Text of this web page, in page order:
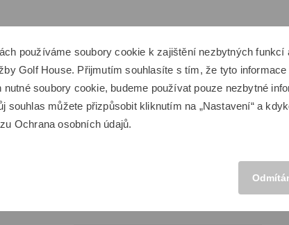
Space
Kč
metru
Kenton
Golfový vozík Kenton
6 649,00 Kč
3 649,00 Kč
Chcete přepnout na odpovídající e-shop Golf House?
používáme soubory cookie k zajištění nezbytných
Golf House. Přijmutím souhlasíte s tím, že tyto
nutné soubory cookie, budeme používat pouze nezbytné
souhlas můžete přizpůsobit kliknutím na „Nastavení“ a
Ochrana osobních údajů.